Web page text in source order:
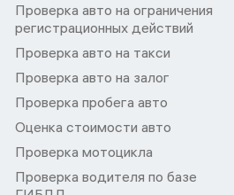
Проверка авто на ограничения
регистрационных действий
Проверка авто на такси
Проверка авто на залог
Проверка пробега авто
Оценка стоимости авто
Проверка мотоцикла
Проверка водителя по базе